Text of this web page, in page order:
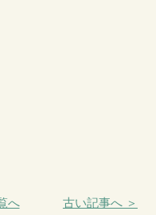
へ 古い記事へ ＞